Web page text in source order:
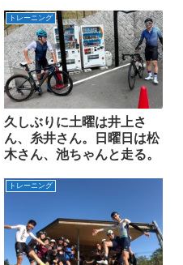
トレーニング
久しぶりに土曜は井上さ
ん、糸井さん。日曜日は松
木さん、池ちゃんと走る。
トレーニング